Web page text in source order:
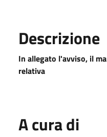
Descrizione
In allegato l'avviso, il
relativa
A cura di